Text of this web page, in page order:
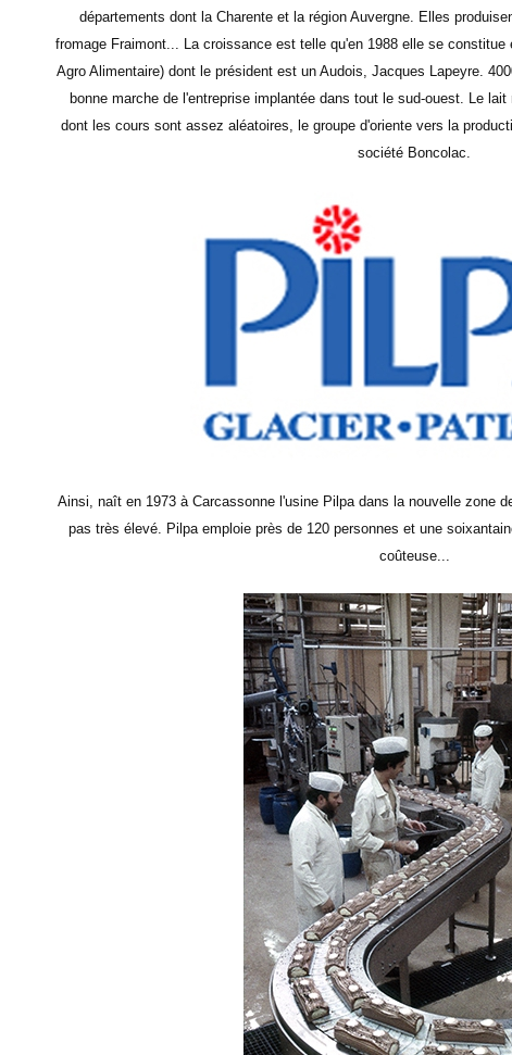
départements dont la Charente et la région Auvergne. Elles
fromage Fraimont... La croissance est telle qu'en 1988 elle se constitue
Agro Alimentaire) dont le président est un Audois, Jacques Lapeyre.
bonne marche de l'entreprise implantée dans tout le sud-ouest. Le
dont les cours sont assez aléatoires, le groupe d'oriente vers la
société Boncolac.
Ainsi, naît en 1973 à Carcassonne l'usine Pilpa dans la nouvelle zone
pas très élevé. Pilpa emploie près de 120 personnes et une
coûteuse...